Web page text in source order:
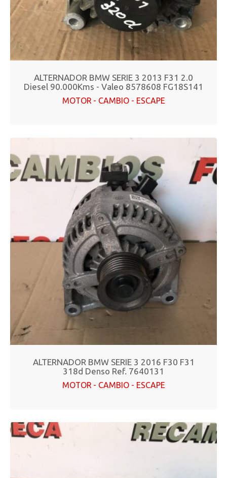
ALTERNADOR BMW SERIE 3 2013 F31 2.0
Diesel 90.000Kms - Valeo 8578608 FG18S141
MOTOR - CAMBIO - ESCAPE
ALTERNADOR BMW SERIE 3 2016 F30 F31
318d Denso Ref. 7640131
MOTOR - CAMBIO - ESCAPE